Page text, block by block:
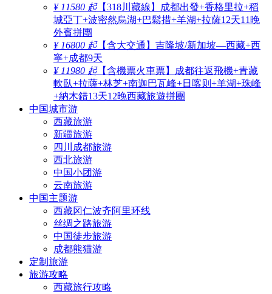
¥ 11580 起【318川藏線】成都出發+香格里拉+稻
城亞丁+波密然烏湖+巴鬆措+羊湖+拉薩12天11晚
外賓拼團
¥ 16800 起【含大交通】吉隆坡/新加坡—西藏+西
寧+成都9天
¥ 11980 起【含機票火車票】成都往返飛機+青藏
軟臥+拉薩+林芝+南迦巴瓦峰+日喀则+羊湖+珠峰
+納木錯13天12晚西藏旅遊拼團
中国城市游
西藏旅游
新疆旅游
四川成都旅游
西北旅游
中国小团游
云南旅游
中国主题游
西藏冈仁波齐阿里环线
丝绸之路旅游
中国徒步旅游
成都熊猫游
定制旅游
旅游攻略
西藏旅行攻略